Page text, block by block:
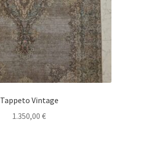
Tappeto Vintage
1.350,00 €